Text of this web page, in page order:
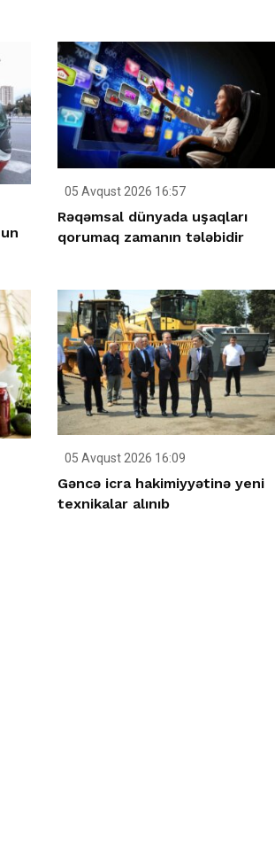
05 Avqust 2026 16:57
Rəqəmsal dünyada uşaqları
qorumaq zamanın tələbidir
05 Avqust 2026 16:09
Gəncə icra hakimiyyətinə yeni
texnikalar alınıb